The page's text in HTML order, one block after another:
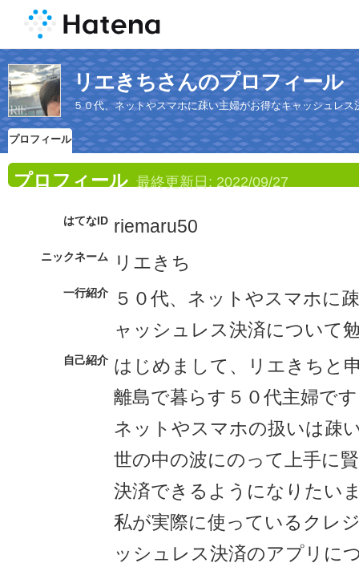
リエきちさんのプロフィール
５０代、ネットやスマホに疎い主婦がお得なキャッシュレス
プロフィール
プロフィール 最終更新日: 2022/09/27
はてなID riemaru50
ニックネーム リエきち
一行紹介
５０代、ネットやスマホに
ャッシュレス決済について
自己紹介 はじめまして、リエきちと
離島で暮らす５０代主婦で
ネットやスマホの扱いは疎
世の中の波にのって上手に
決済できるようになりたい
私が実際に使っているクレ
ッシュレス決済のアプリに